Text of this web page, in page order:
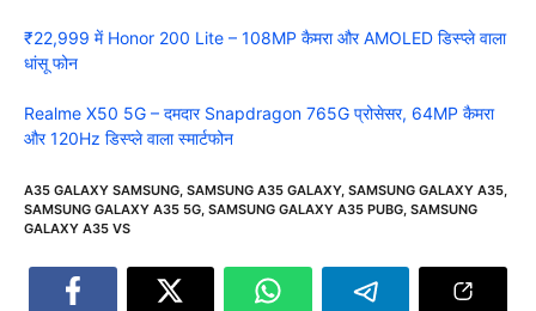
₹22,999 में Honor 200 Lite – 108MP कैमरा और AMOLED डिस्प्ले वाला
धांसू फोन
Realme X50 5G – दमदार Snapdragon 765G प्रोसेसर, 64MP कैमरा
और 120Hz डिस्प्ले वाला स्मार्टफोन
A35 GALAXY SAMSUNG, SAMSUNG A35 GALAXY, SAMSUNG GALAXY A35,
SAMSUNG GALAXY A35 5G, SAMSUNG GALAXY A35 PUBG, SAMSUNG
GALAXY A35 VS